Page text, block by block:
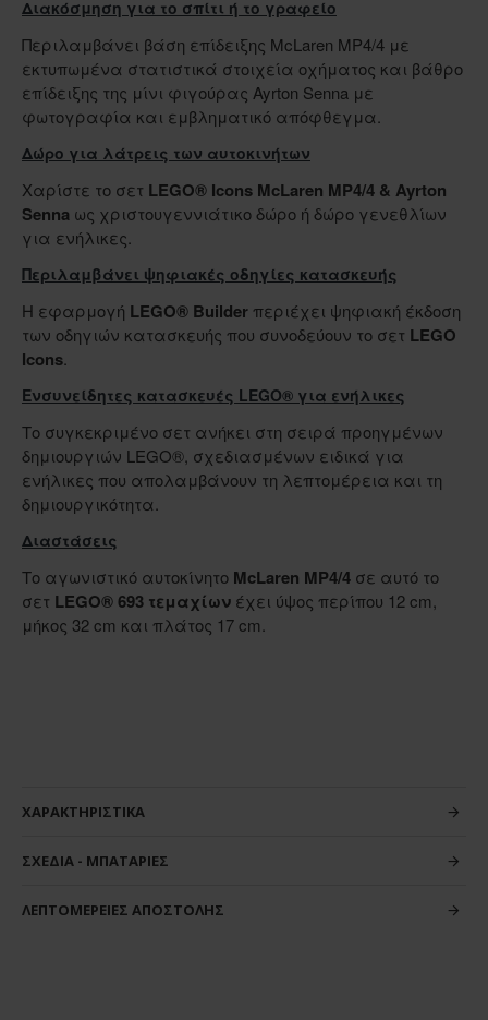
Διακόσμηση για το σπίτι ή το γραφείο
Περιλαμβάνει βάση επίδειξης McLaren MP4/4 με
εκτυπωμένα στατιστικά στοιχεία οχήματος και βάθρο
επίδειξης της μίνι φιγούρας Ayrton Senna με
φωτογραφία και εμβληματικό απόφθεγμα.
Δώρο για λάτρεις των αυτοκινήτων
Χαρίστε το σετ LEGO® Icons McLaren MP4/4 & Ayrton
Senna ως χριστουγεννιάτικο δώρο ή δώρο γενεθλίων
για ενήλικες.
Περιλαμβάνει ψηφιακές οδηγίες κατασκευής
Η εφαρμογή LEGO® Builder περιέχει ψηφιακή έκδοση
των οδηγιών κατασκευής που συνοδεύουν το σετ LEGO
Icons.
Ενσυνείδητες κατασκευές LEGO® για ενήλικες
Το συγκεκριμένο σετ ανήκει στη σειρά προηγμένων
δημιουργιών LEGO®, σχεδιασμένων ειδικά για
ενήλικες που απολαμβάνουν τη λεπτομέρεια και τη
δημιουργικότητα.
Διαστάσεις
Το αγωνιστικό αυτοκίνητο McLaren MP4/4 σε αυτό το
σετ LEGO® 693 τεμαχίων έχει ύψος περίπου 12 cm,
μήκος 32 cm και πλάτος 17 cm.
ΧΑΡΑΚΤΗΡΙΣΤΙΚΆ
ΣΧΈΔΙΑ - ΜΠΑΤΑΡΊΕΣ
ΛΕΠΤΟΜΈΡΕΙΕΣ ΑΠΟΣΤΟΛΉΣ